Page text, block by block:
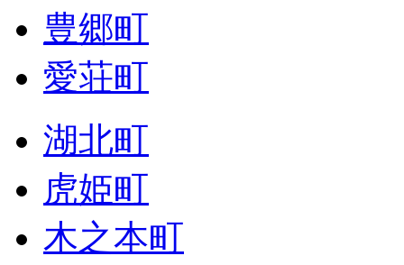
豊郷町
愛荘町
湖北町
虎姫町
木之本町